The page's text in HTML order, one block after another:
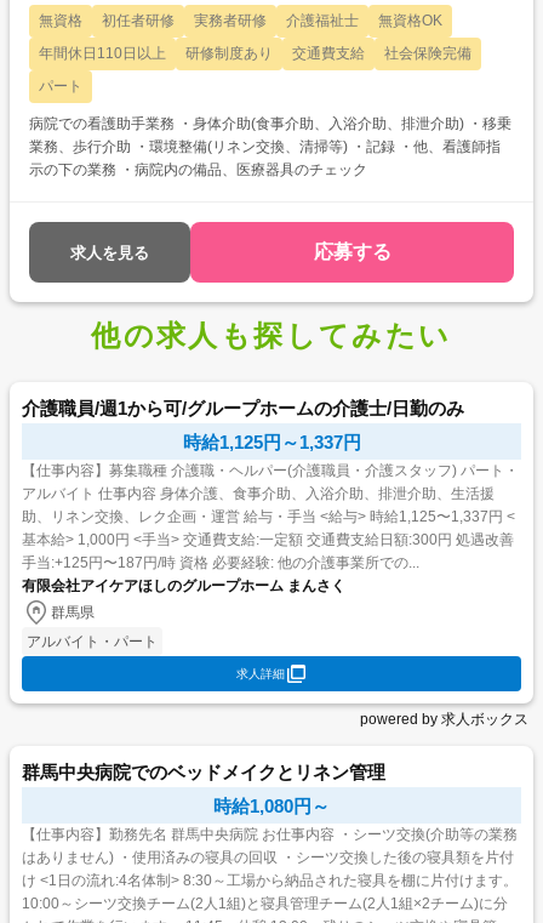
無資格 初任者研修 実務者研修 介護福祉士
無資格OK
年間休日110日以上
研修制度あり 交通費支給
社会保険完備
パート
病院での看護助手業務 ・身体介助(食事介助、入浴介助、排泄介助) ・移乗
業務、歩行介助 ・環境整備(リネン交換、清掃等) ・記録 ・他、看護師指
示の下の業務 ・病院内の備品、医療器具のチェック
求人を見る 応募する
他の求人も探してみたい
介護職員/週1から可/グループホームの介護士/日勤のみ
時給1,125円～1,337円
【仕事内容】募集職種 介護職・ヘルパー(介護職員・介護スタッフ) パート・
アルバイト 仕事内容 身体介護、食事介助、入浴介助、排泄介助、生活援
助、リネン交換、レク企画・運営 給与・手当 <給与> 時給1,125〜1,337円 <
基本給> 1,000円 <手当> 交通費支給:一定額 交通費支給日額:300円 処遇改善
手当:+125円〜187円/時 資格 必要経験: 他の介護事業所での...
有限会社アイケアほしのグループホーム まんさく
群馬県
アルバイト・パート
求人詳細
powered by 求人ボックス
群馬中央病院でのベッドメイクとリネン管理
時給1,080円～
【仕事内容】勤務先名 群馬中央病院 お仕事内容 ・シーツ交換(介助等の業務
はありません) ・使用済みの寝具の回収 ・シーツ交換した後の寝具類を片付
け <1日の流れ:4名体制> 8:30～工場から納品された寝具を棚に片付けます。
10:00～シーツ交換チーム(2人1組)と寝具管理チーム(2人1組×2チーム)に分